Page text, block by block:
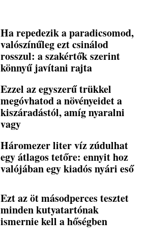
Ha repedezik a paradicsomod,
valószínűleg ezt csinálod
rosszul: a szakértők szerint
könnyű javítani rajta
Ezzel az egyszerű trükkel
megóvhatod a növényeidet a
kiszáradástól, amíg nyaralni
vagy
Háromezer liter víz zúdulhat
egy átlagos tetőre: ennyit hoz
valójában egy kiadós nyári eső
Ezt az öt másodperces tesztet
minden kutyatartónak
ismernie kell a hőségben